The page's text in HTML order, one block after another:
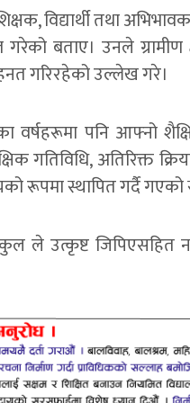
विद्यार्थी तथा
बताए। उनले ग्रामीण
गरिरहेको उल्लेख गरे।
वर्षहरूमा पनि आफ्नो
गतिविधि, अतिरिक्त
रूपमा स्थापित गर्दै गएको
ले उत्कृष्ट जिपिएसहित